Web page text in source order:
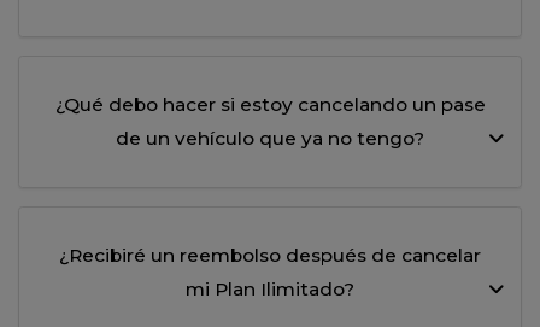
¿Qué debo hacer si estoy cancelando un pase
de un vehículo que ya no tengo?
¿Recibiré un reembolso después de cancelar
mi Plan Ilimitado?